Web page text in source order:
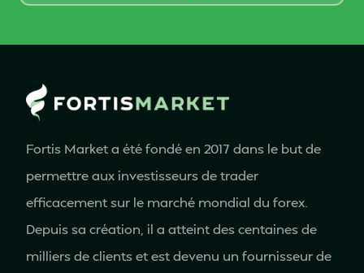
Fortis Market a été fondé en 2017 dans le but de
permettre aux investisseurs de trader
efficacement sur le marché mondial du forex.
Depuis sa création, il a atteint des centaines de
milliers de clients et est devenu un fournisseur de